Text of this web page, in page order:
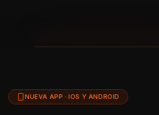
NUEVA APP · IOS Y ANDROID